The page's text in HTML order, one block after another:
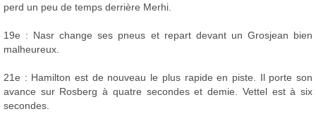
perd un peu de temps derrière Merhi.
19e : Nasr change ses pneus et repart devant un Grosjean bien
malheureux.
21e : Hamilton est de nouveau le plus rapide en piste. Il porte son
avance sur Rosberg à quatre secondes et demie. Vettel est à six
secondes.